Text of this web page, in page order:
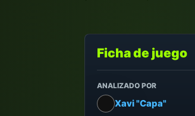
Ficha de juego
ANALIZADO POR
Xavi "Capa"